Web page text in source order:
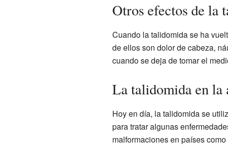
Otros efectos de la
Cuando la talidomida se ha
de ellos son dolor de cabeza,
cuando se deja de tomar el
La talidomida en la
Hoy en día, la talidomida se
para tratar algunas
malformaciones en países como